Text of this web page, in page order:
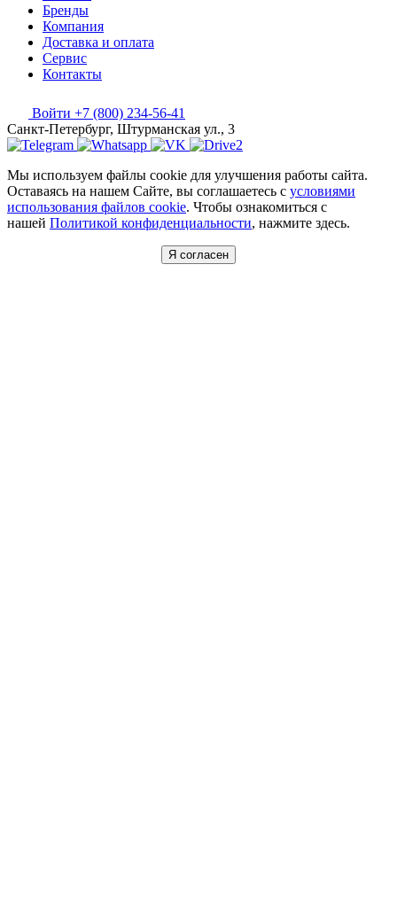
Бренды
Компания
Доставка и оплата
Сервис
Контакты
Войти +7 (800) 234-56-41
Санкт-Петербург, Штурманская ул., 3
Мы используем файлы cookie для улучшения работы сайта.
Оставаясь на нашем Сайте, вы соглашаетесь с условиями
использования файлов cookie. Чтобы ознакомиться с
нашей Политикой конфиденциальности, нажмите здесь.
Я согласен